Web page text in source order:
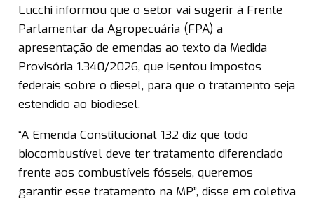
Lucchi informou que o setor vai sugerir à Frente
Parlamentar da Agropecuária (FPA) a
apresentação de emendas ao texto da Medida
Provisória 1.340/2026, que isentou impostos
federais sobre o diesel, para que o tratamento seja
estendido ao biodiesel.
“A Emenda Constitucional 132 diz que todo
biocombustível deve ter tratamento diferenciado
frente aos combustíveis fósseis, queremos
garantir esse tratamento na MP”, disse em coletiva